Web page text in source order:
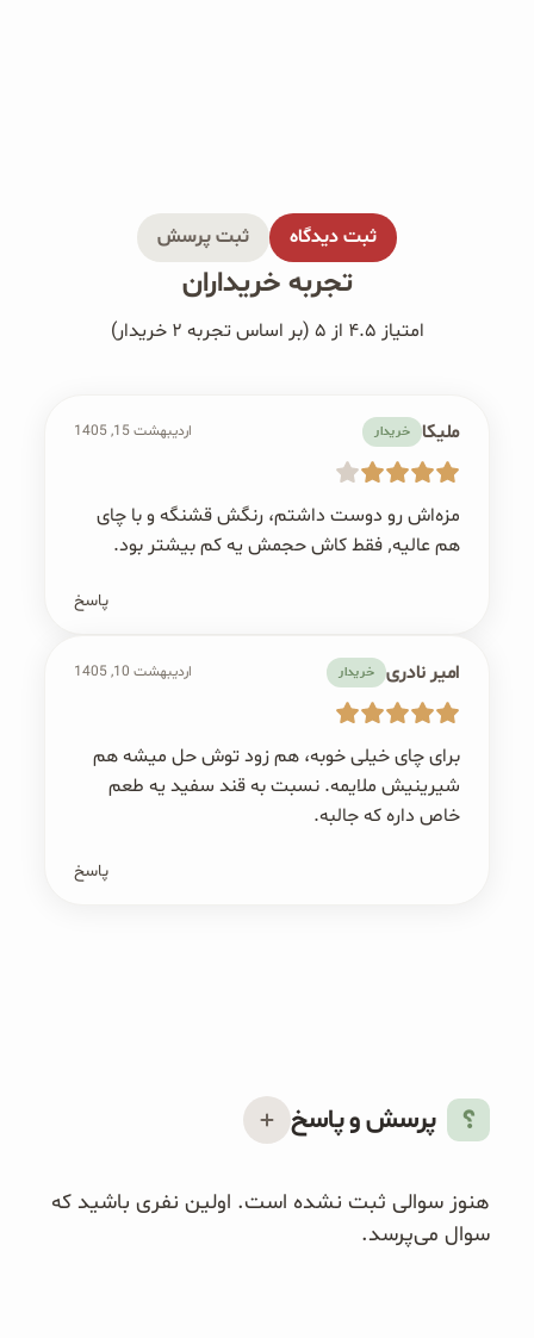
ثبت دیدگاه ثبت پرسش
تجربه خریداران
امتیاز ۴.۵ از ۵ (بر اساس تجربه ۲ خریدار)
ملیکا خریدار اردیبهشت 15, 1405
مزه‌اش رو دوست داشتم، رنگش قشنگه و با چای
هم عالیه٬ فقط کاش حجمش یه کم بیشتر بود.
پاسخ
امیر نادری خریدار اردیبهشت 10, 1405
برای چای خیلی خوبه، هم زود توش حل میشه هم
شیرینیش ملایمه. نسبت به قند سفید یه طعم
خاص داره که جالبه.
پاسخ
پرسش و پاسخ
هنوز سوالی ثبت نشده است. اولین نفری باشید که
سوال می‌پرسد.